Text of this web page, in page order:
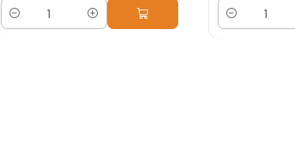
Cantidad Cantidad